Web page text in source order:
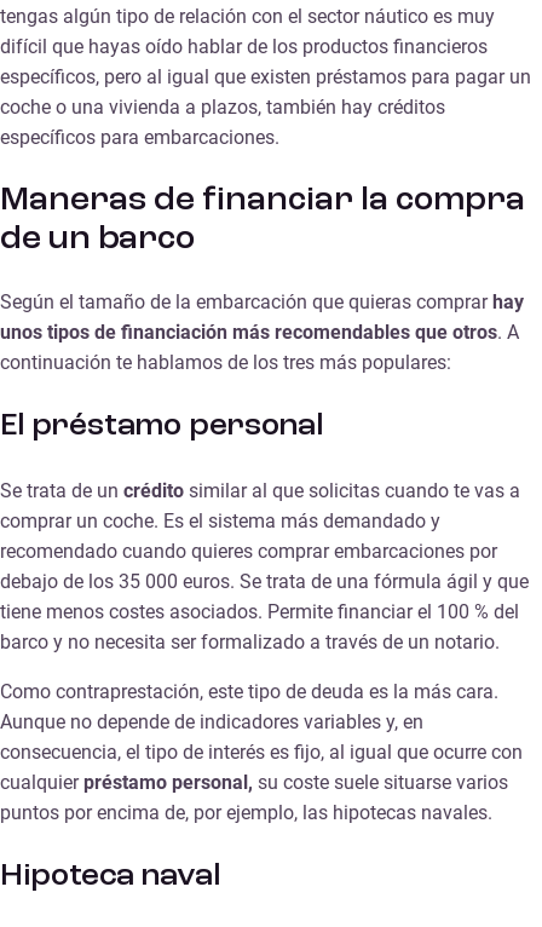
tengas algún tipo de relación con el sector náutico es muy
difícil que hayas oído hablar de los productos financieros
específicos, pero al igual que existen préstamos para pagar un
coche o una vivienda a plazos, también hay créditos
específicos para embarcaciones.
Maneras de financiar la compra
de un barco
Según el tamaño de la embarcación que quieras comprar hay
unos tipos de financiación más recomendables que otros. A
continuación te hablamos de los tres más populares:
El préstamo personal
Se trata de un crédito similar al que solicitas cuando te vas a
comprar un coche. Es el sistema más demandado y
recomendado cuando quieres comprar embarcaciones por
debajo de los 35 000 euros. Se trata de una fórmula ágil y que
tiene menos costes asociados. Permite financiar el 100 % del
barco y no necesita ser formalizado a través de un notario.
Como contraprestación, este tipo de deuda es la más cara.
Aunque no depende de indicadores variables y, en
consecuencia, el tipo de interés es fijo, al igual que ocurre con
cualquier préstamo personal, su coste suele situarse varios
puntos por encima de, por ejemplo, las hipotecas navales.
Hipoteca naval